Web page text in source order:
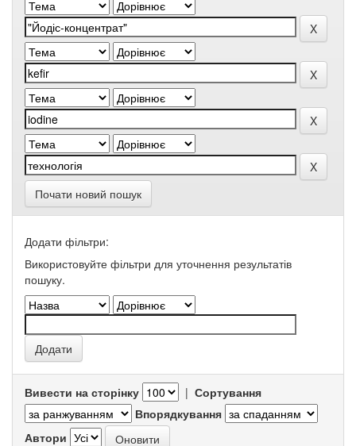
Почати новий пошук
Додати фільтри:
Використовуйте фільтри для уточнення результатів
пошуку.
Вивести на сторінку | Сортування
Впорядкування
Автори